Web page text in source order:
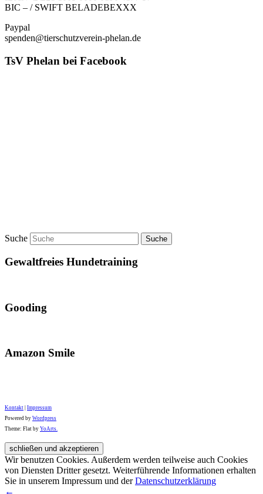
BIC – / SWIFT BELADEBEXXX
Paypal
spenden@tierschutzverein-phelan.de
TsV Phelan bei Facebook
Suche
Gewaltfreies Hundetraining
Gooding
Amazon Smile
Kontakt Impressum
Powered by Wordpress
Theme: Flat by YoArts.
Wir benutzen Cookies. Außerdem werden teilweise auch Cookies
von Diensten Dritter gesetzt. Weiterführende Informationen erhalten
Sie in unserem Impressum und derDatenschutzerklärung
←